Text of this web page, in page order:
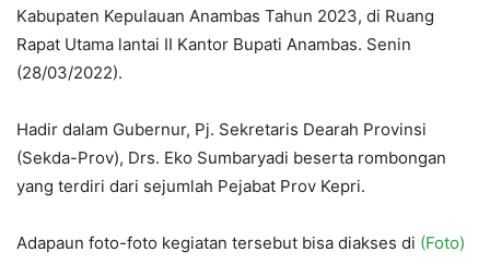
Kabupaten Kepulauan Anambas Tahun 2023, di Ruang
Rapat Utama lantai II Kantor Bupati Anambas. Senin
(28/03/2022).
Hadir dalam Gubernur, Pj. Sekretaris Dearah Provinsi
(Sekda-Prov), Drs. Eko Sumbaryadi beserta rombongan
yang terdiri dari sejumlah Pejabat Prov Kepri.
Adapaun foto-foto kegiatan tersebut bisa diakses di (Foto)